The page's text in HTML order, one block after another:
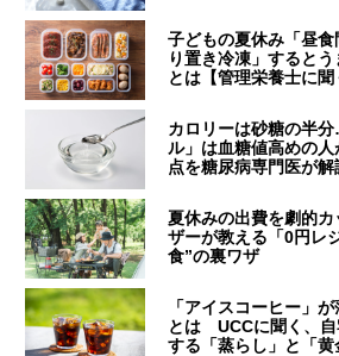
子どもの夏休み「昼
り置き冷凍」すると
とは【管理栄養士に聞
カロリーは砂糖の半
ル」は血糖値高めの
点を糖尿病専門医が解
夏休みの出費を劇的
ザーが教える「0円レ
食”の裏ワザ
「アイスコーヒー」
とは UCCに聞く、自
する「蒸らし」と「黄